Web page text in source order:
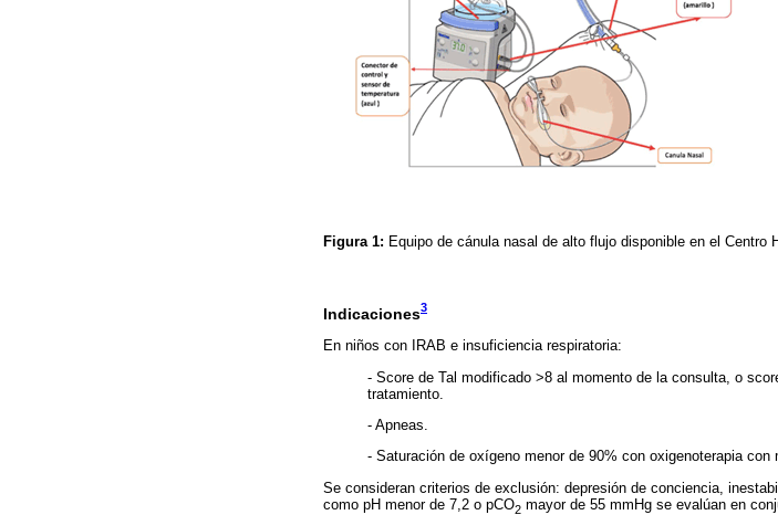
Figura 1: Equipo de cánula nasal de alto flujo disponible en el Centro
Indicaciones3
En niños con IRAB e insuficiencia respiratoria:
- Score de Tal modificado >8 al momento de la consulta, o
tratamiento.
- Apneas.
- Saturación de oxígeno menor de 90% con oxigenoterapia con
Se consideran criterios de exclusión: depresión de conciencia,
como pH menor de 7,2 o pCO2 mayor de 55 mmHg se evalúan en